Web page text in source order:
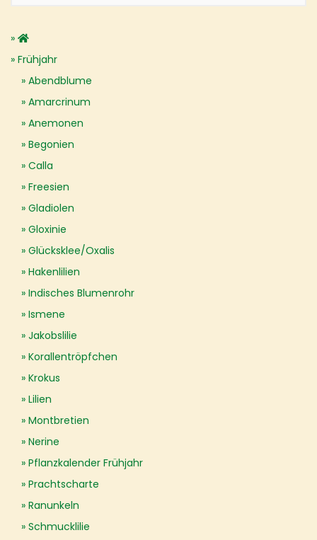
Frühjahr
Abendblume
Amarcrinum
Anemonen
Begonien
Calla
Freesien
Gladiolen
Gloxinie
Glücksklee/Oxalis
Hakenlilien
Indisches Blumenrohr
Ismene
Jakobslilie
Korallentröpfchen
Krokus
Lilien
Montbretien
Nerine
Pflanzkalender Frühjahr
Prachtscharte
Ranunkeln
Schmucklilie